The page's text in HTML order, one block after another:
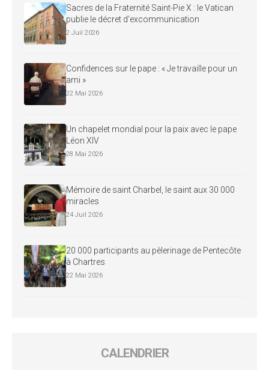
Sacres de la Fraternité Saint-Pie X : le Vatican
publie le décret d’excommunication
2 Juil 2026
Confidences sur le pape : « Je travaille pour un
ami »
22 Mai 2026
Un chapelet mondial pour la paix avec le pape
Léon XIV
28 Mai 2026
Mémoire de saint Charbel, le saint aux 30 000
miracles
24 Juil 2026
20 000 participants au pèlerinage de Pentecôte
à Chartres
22 Mai 2026
CALENDRIER